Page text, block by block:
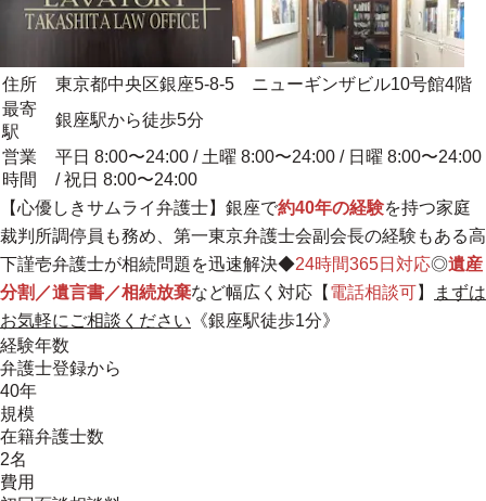
住所
東京都中央区銀座5-8-5 ニューギンザビル10号館4階
最寄
駅
銀座駅から徒歩5分
営業
時間
平日 8:00〜24:00 / 土曜 8:00〜24:00 / 日曜 8:00〜24:00
/ 祝日 8:00〜24:00
【心優しきサムライ弁護士】銀座で約40年の経験を持つ家庭
裁判所調停員も務め、第一東京弁護士会副会長の経験もある高
下謹壱弁護士が相続問題を迅速解決◆24時間365日対応◎遺産
分割／遺言書／相続放棄など幅広く対応【 電話相談可】
まずは
お気軽にご相談ください 《銀座駅徒歩1分》
経験年数
弁護士登録から
40年
規模
在籍弁護士数
2名
費用